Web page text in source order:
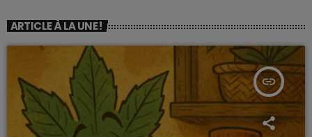
ARTICLE À LA UNE !
insert_link